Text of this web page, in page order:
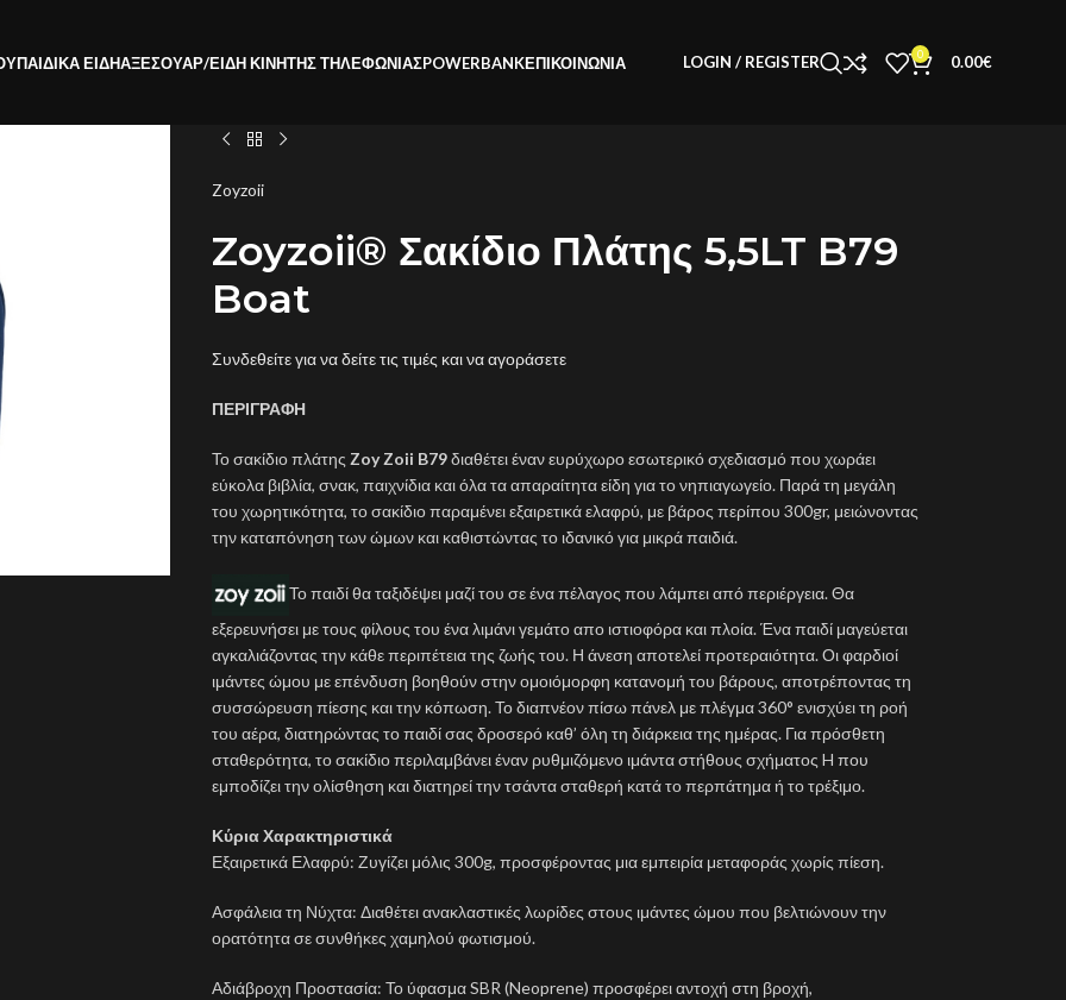
ΠΑΙΔΙΚΑ ΕΙΔΗΑΞΕΣΟΥΑΡ/ΕΙΔΗ ΚΙΝΗΤΗΣ ΤΗΛΕΦΩΝΙΑΣPOWERBANKΕΠΙΚΟΙΝΩΝΊΑ LOGIN / REGISTER 0 0.00€
Zoyzoii
Zoyzoii® Σακίδιο Πλάτης 5,5LT B79
Boat
Συνδεθείτε για να δείτε τις τιμές και να αγοράσετε
ΠΕΡΙΓΡΑΦΗ
Το σακίδιο πλάτης Zoy Zoii B79διαθέτει έναν ευρύχωρο εσωτερικό σχεδιασμό που χωράει
εύκολα βιβλία, σνακ, παιχνίδια και όλα τα απαραίτητα είδη για το νηπιαγωγείο. Παρά τη μεγάλη
του χωρητικότητα, το σακίδιο παραμένει εξαιρετικά ελαφρύ, με βάρος περίπου 300gr, μειώνοντας
την καταπόνηση των ώμων και καθιστώντας το ιδανικό για μικρά παιδιά.
Το παιδί θα ταξιδέψει μαζί του σε ένα πέλαγος που λάμπει από περιέργεια. Θα
εξερευνήσει με τους φίλους του ένα λιμάνι γεμάτο απο ιστιοφόρα και πλοία. Ένα παιδί μαγεύεται
αγκαλιάζοντας την κάθε περιπέτεια της ζωής του. Η άνεση αποτελεί προτεραιότητα. Οι φαρδιοί
ιμάντες ώμου με επένδυση βοηθούν στην ομοιόμορφη κατανομή του βάρους, αποτρέποντας τη
συσσώρευση πίεσης και την κόπωση. Το διαπνέον πίσω πάνελ με πλέγμα 360° ενισχύει τη ροή
του αέρα, διατηρώντας το παιδί σας δροσερό καθ’ όλη τη διάρκεια της ημέρας. Για πρόσθετη
σταθερότητα, το σακίδιο περιλαμβάνει έναν ρυθμιζόμενο ιμάντα στήθους σχήματος H που
εμποδίζει την ολίσθηση και διατηρεί την τσάντα σταθερή κατά το περπάτημα ή το τρέξιμο.
Κύρια Χαρακτηριστικά
Εξαιρετικά Ελαφρύ: Ζυγίζει μόλις 300g, προσφέροντας μια εμπειρία μεταφοράς χωρίς πίεση.
Ασφάλεια τη Νύχτα: Διαθέτει ανακλαστικές λωρίδες στους ιμάντες ώμου που βελτιώνουν την
ορατότητα σε συνθήκες χαμηλού φωτισμού.
Αδιάβροχη Προστασία: Το ύφασμα SBR (Neoprene) προσφέρει αντοχή στη βροχή,